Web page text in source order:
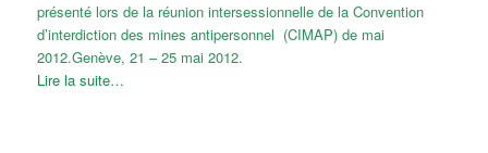
présenté lors de la réunion intersessionnelle de la Convention
d’interdiction des mines antipersonnel (CIMAP) de mai
2012.Genève, 21 – 25 mai 2012.
Lire la suite…